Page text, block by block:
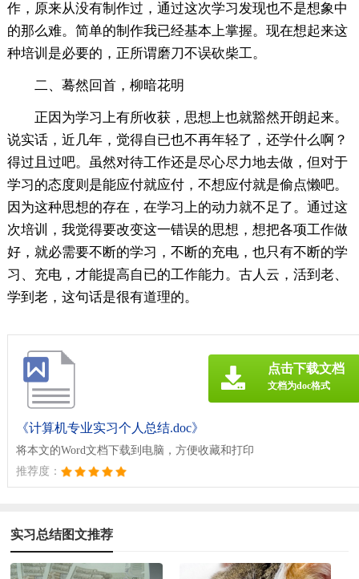
作，原来从没有制作过，通过这次学习发现也不是想象中
的那么难。简单的制作我已经基本上掌握。现在想起来这
种培训是必要的，正所谓磨刀不误砍柴工。
二、蓦然回首，柳暗花明
正因为学习上有所收获，思想上也就豁然开朗起来。
说实话，近几年，觉得自已也不再年轻了，还学什么啊？
得过且过吧。虽然对待工作还是尽心尽力地去做，但对于
学习的态度则是能应付就应付，不想应付就是偷点懒吧。
因为这种思想的存在，在学习上的动力就不足了。通过这
次培训，我觉得要改变这一错误的思想，想把各项工作做
好，就必需要不断的学习，不断的充电，也只有不断的学
习、充电，才能提高自已的工作能力。古人云，活到老、
学到老，这句话是很有道理的。
《计算机专业实习个人总结.doc》
将本文的Word文档下载到电脑，方便收藏和打印
推荐度：
点击下载文档
文档为doc格式
实习总结图文推荐